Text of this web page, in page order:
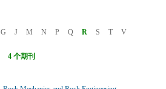
G J M N P Q R S T V
4 个期刊